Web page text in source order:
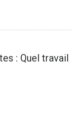
: Quel travail